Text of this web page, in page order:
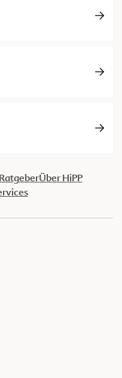
RatgeberÜber HiPP